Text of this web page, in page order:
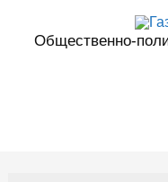
содержимому
Общественно-